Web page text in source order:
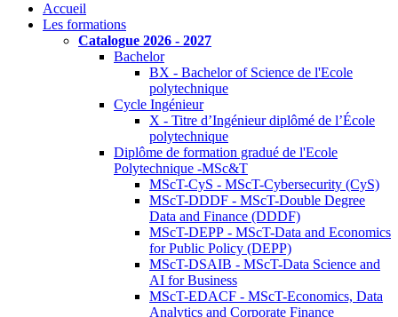
Accueil
Les formations
Catalogue 2026 - 2027
Bachelor
BX - Bachelor of Science de l'Ecole
polytechnique
Cycle Ingénieur
X - Titre d’Ingénieur diplômé de l’École
polytechnique
Diplôme de formation gradué de l'Ecole
Polytechnique -MSc&T
MScT-CyS - MScT-Cybersecurity (CyS)
MScT-DDDF - MScT-Double Degree
Data and Finance (DDDF)
MScT-DEPP - MScT-Data and Economics
for Public Policy (DEPP)
MScT-DSAIB - MScT-Data Science and
AI for Business
MScT-EDACF - MScT-Economics, Data
Analytics and Corporate Finance